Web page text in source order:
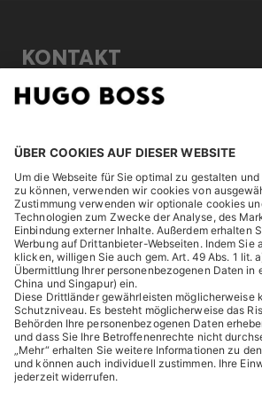
KONTAKT
ENTDECKEN
HUGO BOSS